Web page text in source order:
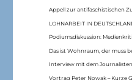
Appell zur antifaschistischen
LOHNARBEIT IN
Podiumsdiskussion:
Das ist Wohnraum, der muss
Interview mit dem
Vortrag Peter Nowak – Kurze